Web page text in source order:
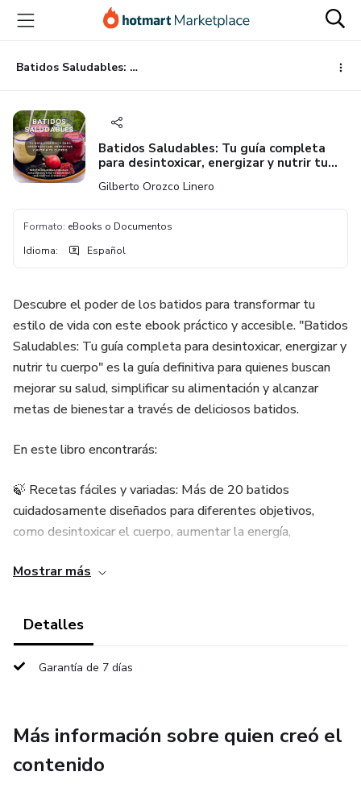
principal
página
de
página
Batidos Saludables: Tu guía completa para desintoxicar, energizar y nutrir tu cuerpo
Batidos Saludables: Tu guía completa
para desintoxicar, energizar y nutrir tu
Gilberto Orozco Linero
Formato: eBooks o Documentos
Idioma: Español
Descubre el poder de los batidos para transformar tu
estilo de vida con este ebook práctico y accesible. "Batidos
Saludables: Tu guía completa para desintoxicar, energizar y
nutrir tu cuerpo" es la guía definitiva para quienes buscan
mejorar su salud, simplificar su alimentación y alcanzar
metas de bienestar a través de deliciosos batidos.
En este libro encontrarás:
🍃 Recetas fáciles y variadas: Más de 20 batidos
cuidadosamente diseñados para diferentes objetivos,
como desintoxicar el cuerpo, aumentar la energía,
fácilmente en cualquier supermercado, garantizando que
para limpiar tu organismo, hasta semanas para retomar
energías y mantener un equilibrio saludable.
Mostrar más
Detalles
Garantía de 7 días
Más información sobre quien creó el
contenido